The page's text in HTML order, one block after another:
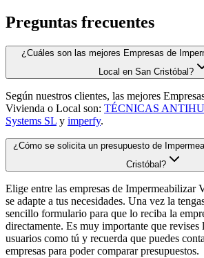
Preguntas frecuentes
¿Cuáles son las mejores Empresas de
Local en San Cristóbal?
Según nuestros clientes, las mejores
Vivienda o Local son: TÉCNICAS
Systems SL y imperfy.
¿Cómo se solicita un presupuesto de
Cristóbal?
Elige entre las empresas de Impermeabilizar
se adapte a tus necesidades. Una vez la
sencillo formulario para que lo reciba la
directamente. Es muy importante que revises
usuarios como tú y recuerda que puedes
empresas para poder comparar presupuestos.